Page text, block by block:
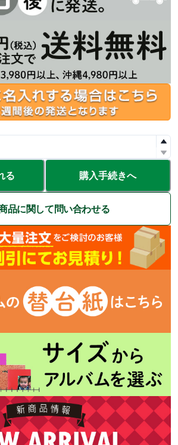
る 購入手続きへ
品に関して問い合わせる